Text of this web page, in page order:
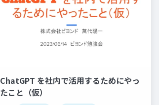
ChatGPT を社内で活用するためにやっ
たこと（仮）